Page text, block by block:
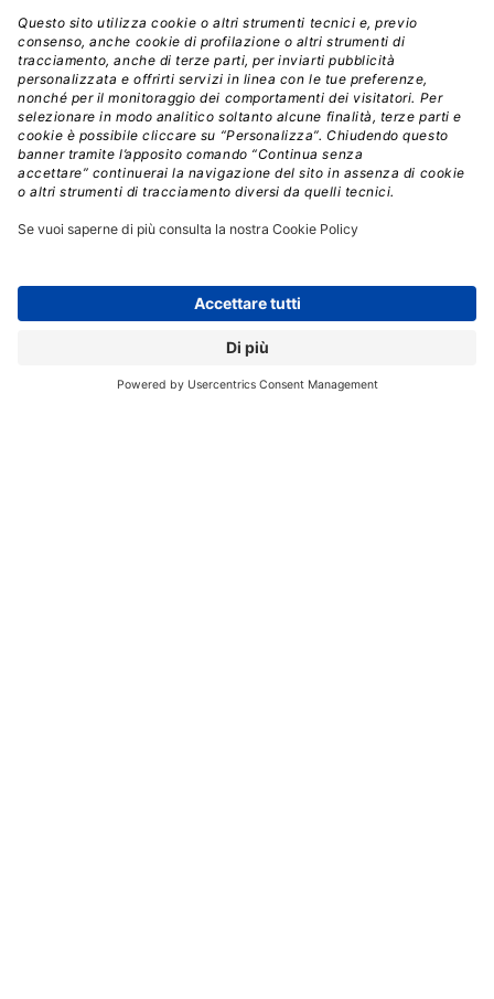
Combinando i rispettivi punti di forza, HPE e Juniper